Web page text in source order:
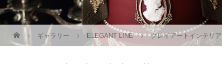
ギャラリー ELEGANT LINE クレイアートインテリア